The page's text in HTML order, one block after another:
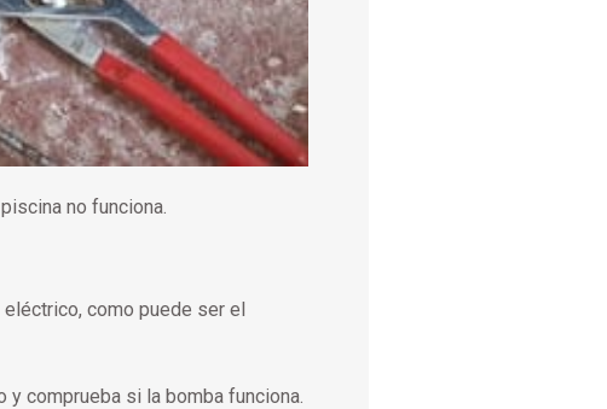
no funciona.
como puede ser el
comprueba si la bomba funciona.